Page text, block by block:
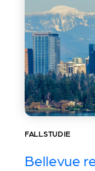
FALLSTUDIE
Bellevue